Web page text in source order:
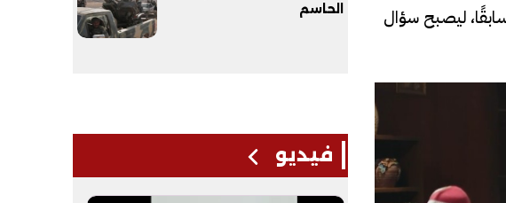
ليصبح سؤال
الحاسم
فيديو